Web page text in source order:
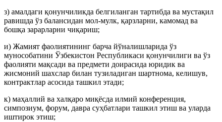
з) амалдаги қонунчиликда белгиланган тартибда ва мустақил
равишда ўз балансидан мол-мулк, қарзларни, камомад ва
бошқа зарарларни чиқариш;
и) Жамият фаолиятининг барча йўналишларида ўз
мунособатини Ўзбекистон Республикаси қонунчилиги ва ўз
фаолияти мақсади ва предмети доирасида юридик ва
жисмоний шахслар билан тузиладиган шартнома, келишув,
контрактлар асосида ташкил этади;
к) маҳаллий ва халқаро миқёсда илмий конференция,
симпозиум, форум, давра суҳбатлари ташкил этиш ва уларда
иштирок этиш;